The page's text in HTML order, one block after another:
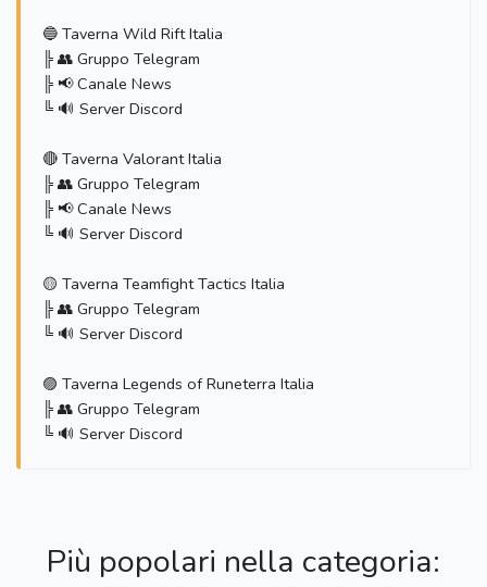
🔵 Taverna Wild Rift Italia
╠ 👥 Gruppo Telegram
╠ 📢 Canale News
╚ 🔊 Server Discord
🔴 Taverna Valorant Italia
╠ 👥 Gruppo Telegram
╠ 📢 Canale News
╚ 🔊 Server Discord
🟡 Taverna Teamfight Tactics Italia
╠ 👥 Gruppo Telegram
╚ 🔊 Server Discord
🟣 Taverna Legends of Runeterra Italia
╠ 👥 Gruppo Telegram
╚ 🔊 Server Discord
Più popolari nella categoria: